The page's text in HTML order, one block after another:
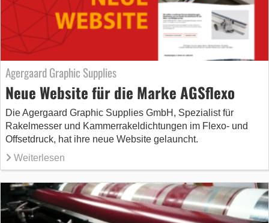
Agergaard Graphic Supplies
Neue Website für die Marke AGSflexo
Die Agergaard Graphic Supplies GmbH, Spezialist für
Rakelmesser und Kammerrakeldichtungen im Flexo- und
Offsetdruck, hat ihre neue Website gelauncht.
Weiterlesen